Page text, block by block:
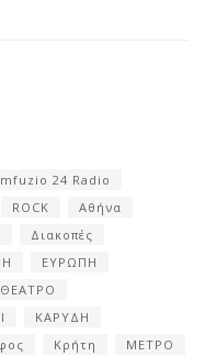
24 Radio
ROCK
Αθήνα
Διακοπές
ΕΥΡΩΠΗ
ΘΕΑΤΡΟ
ΚΑΡΥΔΗ
Κρήτη ΜΕΤΡΟ